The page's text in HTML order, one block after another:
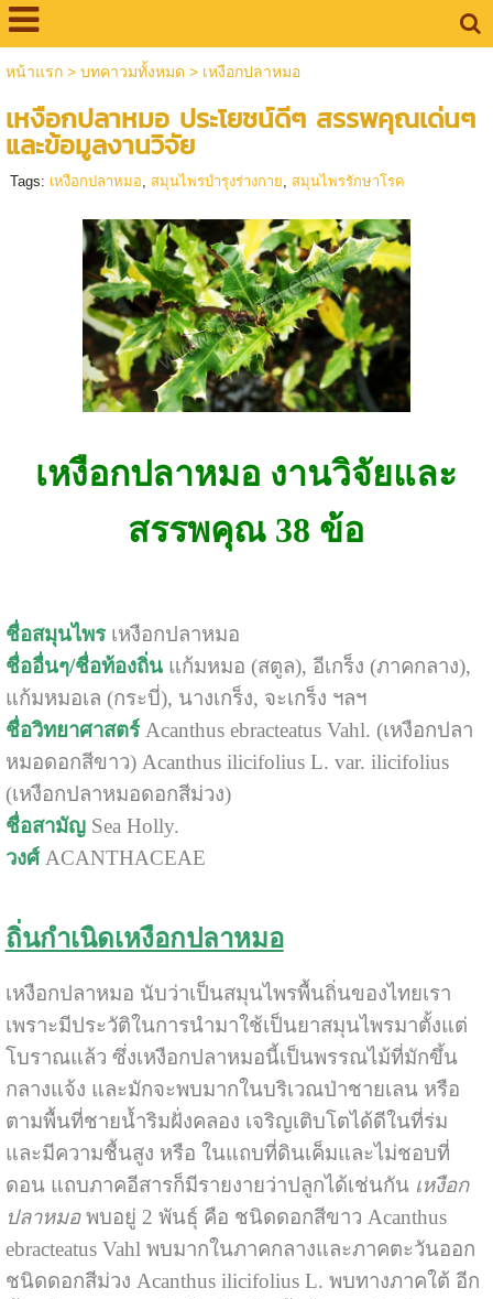
หน้าแรก> บทคาวมทั้งหมด > เหงือกปลาหมอ
เหงือกปลาหมอ ประโยชน์ดีๆ สรรพคุณเด่นๆ
และข้อมูลงานวิจัย
Tags: เหงือกปลาหมอ, สมุนไพรบำรุงร่างกาย, สมุนไพรรักษาโรค
เหงือกปลาหมอ งานวิจัยและ
สรรพคุณ 38 ข้อ
ชื่อสมุนไพร เหงือกปลาหมอ
ชื่ออื่นๆ/ชื่อท้องถิ่นแก้มหมอ (สตูล), อีเกร็ง (ภาคกลาง),
แก้มหมอเล (กระบี่), นางเกร็ง, จะเกร็ง ฯลฯ
ชื่อวิทยาศาสตร์Acanthus ebracteatus Vahl. (เหงือกปลา
หมอดอกสีขาว) Acanthus ilicifolius L. var. ilicifolius
(เหงือกปลาหมอดอกสีม่วง)
ชื่อสามัญSea Holly.
วงศ์ACANTHACEAE
ถิ่นกำเนิดเหงือกปลาหมอ
เหงือกปลาหมอ นับว่าเป็นสมุนไพรพื้นถิ่นของไทยเรา
เพราะมีประวัติในการนำมาใช้เป็นยาสมุนไพรมาตั้งแต่
โบราณแล้ว ซึ่งเหงือกปลาหมอนี้เป็นพรรณไม้ที่มักขึ้น
กลางแจ้ง และมักจะพบมากในบริเวณป่าชายเลน หรือ
ตามพื้นที่ชายน้ำริมฝั่งคลอง เจริญเติบโตได้ดีในที่ร่ม
และมีความชื้นสูง หรือ ในแถบที่ดินเค็มและไม่ชอบที่
ดอน แถบภาคอีสารก็มีรายงายว่าปลูกได้เช่นกัน เหงือก
ปลาหมอพบอยู่ 2 พันธุ์ คือ ชนิดดอกสีขาว Acanthus
ebracteatus Vahl พบมากในภาคกลางและภาคตะวันออก
ชนิดดอกสีม่วง Acanthus ilicifolius L. พบทางภาคใต้ อีก